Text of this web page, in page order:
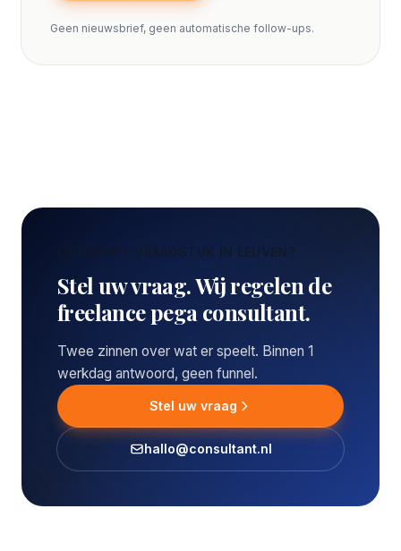
Geen nieuwsbrief, geen automatische follow-ups.
CONCREET VRAAGSTUK IN LEUVEN?
Stel uw vraag. Wij regelen de
freelance pega consultant.
Twee zinnen over wat er speelt. Binnen 1
werkdag antwoord, geen funnel.
Stel uw vraag
hallo@consultant.nl